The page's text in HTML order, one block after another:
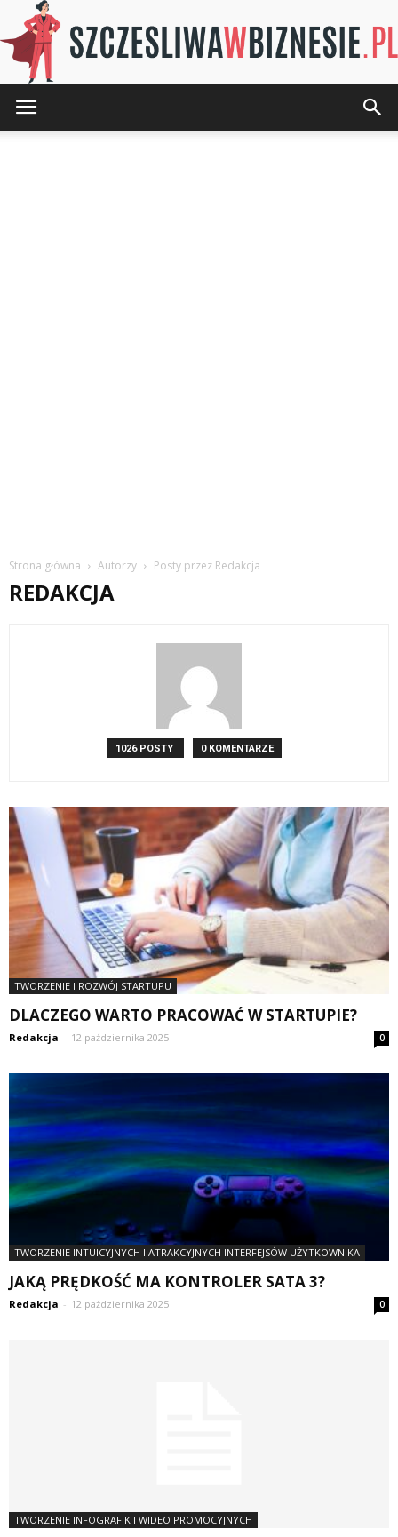
Strona główna Autorzy Posty przez Redakcja
REDAKCJA
1026 POSTY 0 KOMENTARZE
TWORZENIE I ROZWÓJ STARTUPU
DLACZEGO WARTO PRACOWAĆ W STARTUPIE?
Redakcja - 12 października 2025 0
TWORZENIE INTUICYJNYCH I ATRAKCYJNYCH INTERFEJSÓW UŻYTKOWNIKA
JAKĄ PRĘDKOŚĆ MA KONTROLER SATA 3?
Redakcja - 12 października 2025 0
TWORZENIE INFOGRAFIK I WIDEO PROMOCYJNYCH